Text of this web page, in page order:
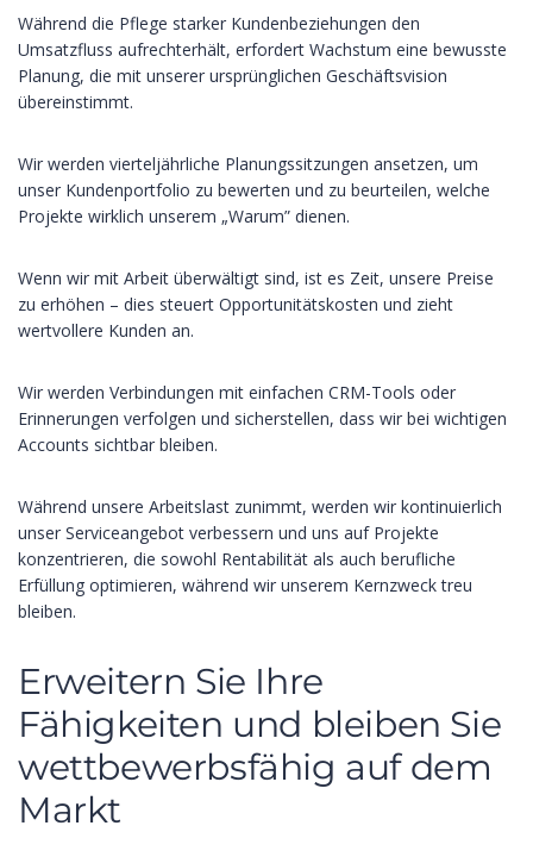
Während die Pflege starker Kundenbeziehungen den
Umsatzfluss aufrechterhält, erfordert Wachstum eine bewusste
Planung, die mit unserer ursprünglichen Geschäftsvision
übereinstimmt.
Wir werden vierteljährliche Planungssitzungen ansetzen, um
unser Kundenportfolio zu bewerten und zu beurteilen, welche
Projekte wirklich unserem „Warum” dienen.
Wenn wir mit Arbeit überwältigt sind, ist es Zeit, unsere Preise
zu erhöhen – dies steuert Opportunitätskosten und zieht
wertvollere Kunden an.
Wir werden Verbindungen mit einfachen CRM-Tools oder
Erinnerungen verfolgen und sicherstellen, dass wir bei wichtigen
Accounts sichtbar bleiben.
Während unsere Arbeitslast zunimmt, werden wir kontinuierlich
unser Serviceangebot verbessern und uns auf Projekte
konzentrieren, die sowohl Rentabilität als auch berufliche
Erfüllung optimieren, während wir unserem Kernzweck treu
bleiben.
Erweitern Sie Ihre
Fähigkeiten und bleiben Sie
wettbewerbsfähig auf dem
Markt